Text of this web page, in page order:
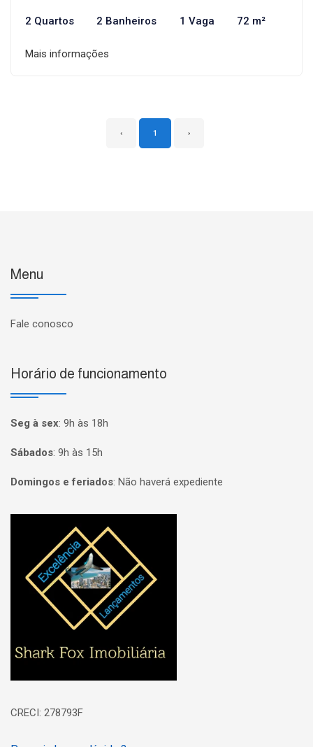
2 Quartos 2 Banheiros 1 Vaga 72 m²
Mais informações
‹ 1 ›
Menu
Fale conosco
Horário de funcionamento
Seg à sex: 9h às 18h
Sábados: 9h às 15h
Domingos e feriados: Não haverá expediente
Página inicial
CRECI: 278793F